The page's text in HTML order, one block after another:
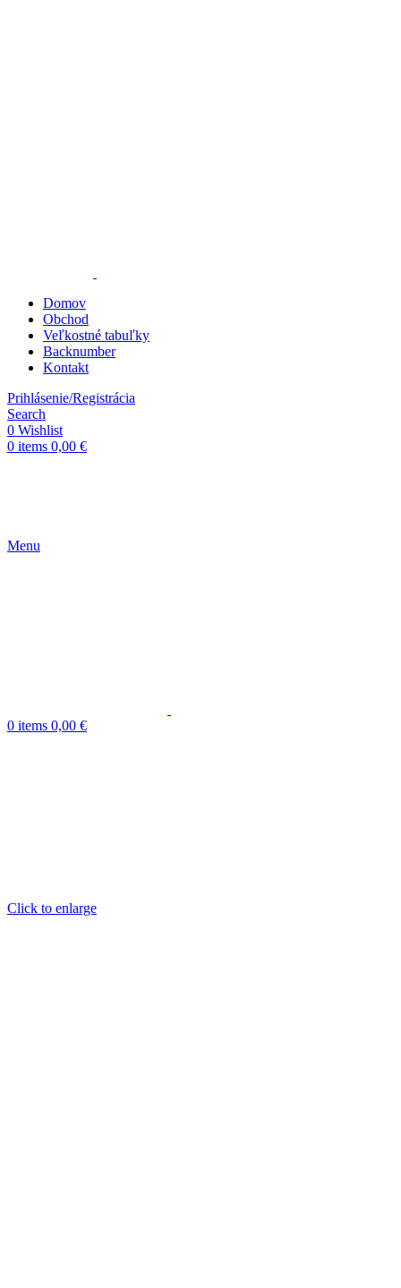
Domov
Obchod
Veľkostné tabuľky
Backnumber
Kontakt
Prihlásenie/Registrácia
Search
0 Wishlist
0 items 0,00 €
Menu
0 items 0,00 €
Click to enlarge